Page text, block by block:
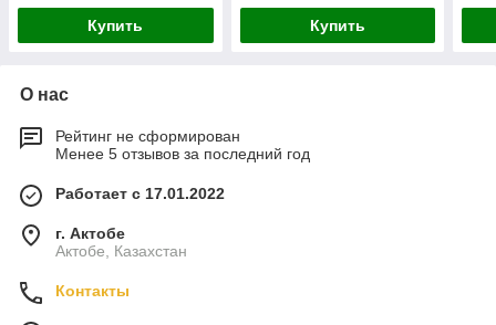
Купить Купить
О нас
Рейтинг не сформирован
Менее 5 отзывов за последний год
Работает с 17.01.2022
г. Актобе
Актобе, Казахстан
Контакты